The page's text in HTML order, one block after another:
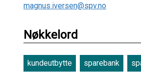
magnus.iversen@spv.no
Nøkkelord
kundeutbytte sparebank